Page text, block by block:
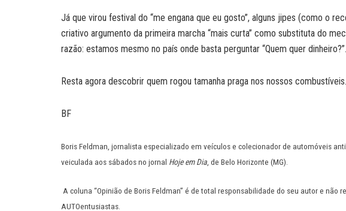
Já que virou festival do “me engana que eu gosto”, alguns jipes (como o
criativo argumento da primeira marcha “mais curta” como substituta do
razão: estamos mesmo no país onde basta perguntar “Quem quer
Resta agora descobrir quem rogou tamanha praga nos nossos
BF
Boris Feldman, jornalista especializado em veículos e colecionador de automóveis
veiculada aos sábados no jornal Hoje em Dia , de Belo Horizonte (MG).
A coluna “Opinião de Boris Feldman” é de total responsabilidade do seu autor e não
AUTOentusiastas.